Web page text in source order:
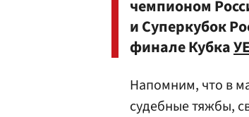
чемпионом
и Суперкубок
финале Кубка
Напомним, что в
судебные тяжбы,